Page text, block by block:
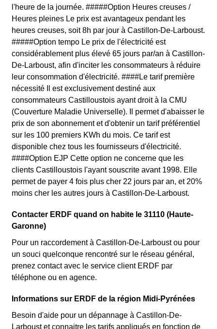
l'heure de la journée. #####Option Heures creuses /
Heures pleines Le prix est avantageux pendant les
heures creuses, soit 8h par jour à Castillon-De-Larboust.
#####Option tempo Le prix de l'électricité est
considérablement plus élevé 65 jours par/an à Castillon-
De-Larboust, afin d'inciter les consommateurs à réduire
leur consommation d'électricité. ####Le tarif première
nécessité Il est exclusivement destiné aux
consommateurs Castilloustois ayant droit à la CMU
(Couverture Maladie Universelle). Il permet d'abaisser le
prix de son abonnement et d'obtenir un tarif préférentiel
sur les 100 premiers KWh du mois. Ce tarif est
disponible chez tous les fournisseurs d'électricité.
####Option EJP Cette option ne concerne que les
clients Castilloustois l'ayant souscrite avant 1998. Elle
permet de payer 4 fois plus cher 22 jours par an, et 20%
moins cher les autres jours à Castillon-De-Larboust.
Contacter ERDF quand on habite le 31110 (Haute-
Garonne)
Pour un raccordement à Castillon-De-Larboust ou pour
un souci quelconque rencontré sur le réseau général,
prenez contact avec le service client ERDF par
téléphone ou en agence.
Informations sur ERDF de la région Midi-Pyrénées
Besoin d'aide pour un dépannage à Castillon-De-
Larboust et connaitre les tarifs appliqués en fonction de